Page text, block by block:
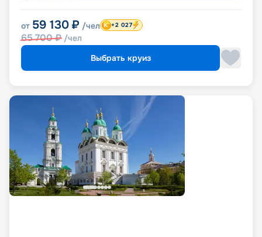
от 59 130 ₽ /чел
65 700₽ /чел
+2 027
Выбрать круиз